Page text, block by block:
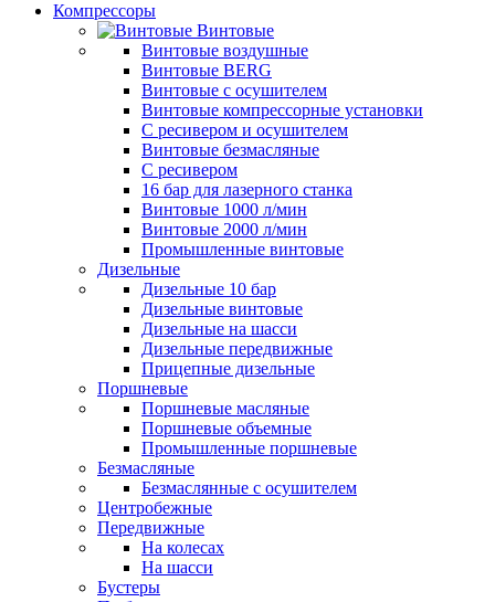
Компрессоры
Винтовые
Винтовые воздушные
Винтовые BERG
Винтовые с осушителем
Винтовые компрессорные установки
C ресивером и осушителем
Винтовые безмасляные
C ресивером
16 бар для лазерного станка
Винтовые 1000 л/мин
Винтовые 2000 л/мин
Промышленные винтовые
Дизельные
Дизельные 10 бар
Дизельные винтовые
Дизельные на шасси
Дизельные передвижные
Прицепные дизельные
Поршневые
Поршневые масляные
Поршневые объемные
Промышленные поршневые
Безмасляные
Безмаслянные с осушителем
Центробежные
Передвижные
На колесах
На шасси
Бустеры